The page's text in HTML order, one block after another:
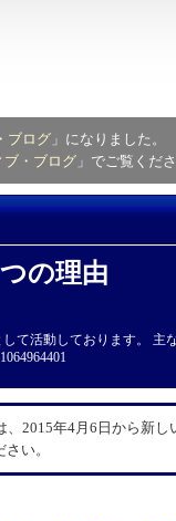
ブログ 」になりました。
ブ・ブログ 」でご覧くだ
の理由
て活動しております。
2015年4月6日から新し
い。